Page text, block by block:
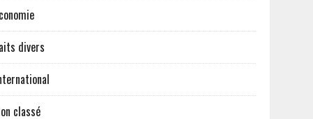
divers
classé